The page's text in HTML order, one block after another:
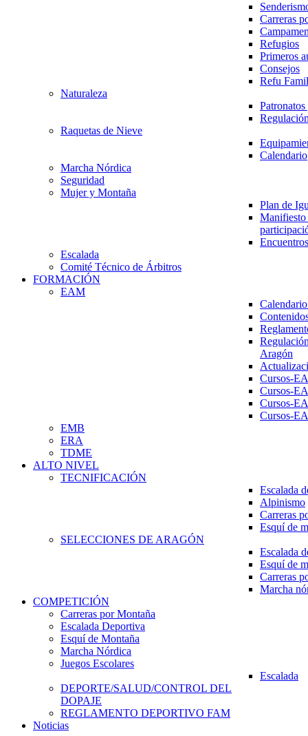
Carreras
Refugios
Primeros
Consejos
Refu
Naturaleza
Raquetas de Nieve
Calendario
Marcha Nórdica
Seguridad
Mujer y Montaña
Plan de
Escalada
Comité Técnico de Árbitros
FORMACIÓN
EAM
Aragón
Cursos-
Cursos-
Cursos-
Cursos-
EMB
ERA
TDME
ALTO NIVEL
TECNIFICACIÓN
Escalada
Alpinismo
Carreras
Esquí de
SELECCIONES DE ARAGÓN
Escalada
Esquí de
Carreras
Marcha
COMPETICIÓN
Carreras por Montaña
Escalada Deportiva
Esquí de Montaña
Marcha Nórdica
Juegos Escolares
Escalada
DEPORTE/SALUD/CONTROL DEL
DOPAJE
REGLAMENTO DEPORTIVO FAM
Noticias